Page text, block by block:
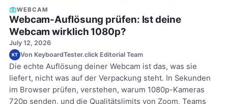
WEBCAM
Webcam-Auflösung prüfen: Ist deine
Webcam wirklich 1080p?
July 12, 2026
KT Von KeyboardTester.click Editorial Team
Die echte Auflösung deiner Webcam ist das, was sie
liefert, nicht was auf der Verpackung steht. In Sekunden
im Browser prüfen, verstehen, warum 1080p-Kameras
720p senden, und die Qualitätslimits von Zoom, Teams